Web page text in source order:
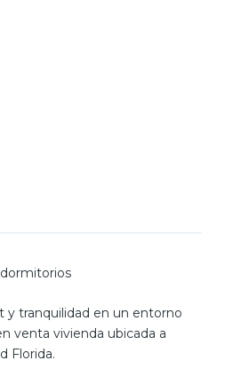
y tranquilidad en un entorno
venta vivienda ubicada a
Florida.